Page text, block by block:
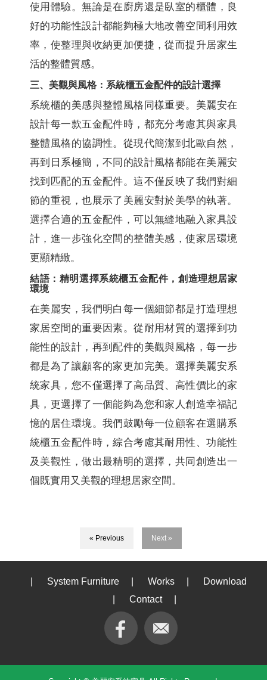
使用體驗。無論是在廚房還是臥室的櫃體，良
好的功能性設計都能夠極大地改善空間利用效
率，使整理與收納更加便捷，從而提升居家生
活的整體質感。
三、美觀與風格：系統櫃五金配件的設計選擇
系統櫃的美感與整體風格同樣重要。美麗安在
設計每一款五金配件時，都充分考慮其與家具
整體風格的協調性。從現代簡潔到北歐自然，
再到日系極簡，不同的設計風格都能在美麗安
找到匹配的五金配件。這不僅反映了我們對細
節的重視，也展示了美麗安對於美學的執著。
選擇合適的五金配件，可以無縫地融入家具設
計，進一步強化空間的整體美感，使家居環境
更顯精緻。
結語：精明選擇系統櫃五金配件，創造理想居家
環境
在美麗安，我們明白每一個細節都是打造理想
家居空間的重要因素。從耐用材質的選擇到功
能性的設計，再到配件的美觀與風格，每一步
都是為了讓顧客的家更加完美。選擇美麗安系
統家具，您不僅選擇了高品質、高性價比的家
具，更選擇了一個能夠為您和家人創造幸福記
憶的居住環境。我們鼓勵每一位顧客在選購系
統櫃五金配件時，綜合考慮其耐用性、功能性
及美觀性，做出最精明的選擇，共同創造出一
個既實用又美觀的理想居家空間。
« Previous Next »
System Furniture Works
Download
Contact